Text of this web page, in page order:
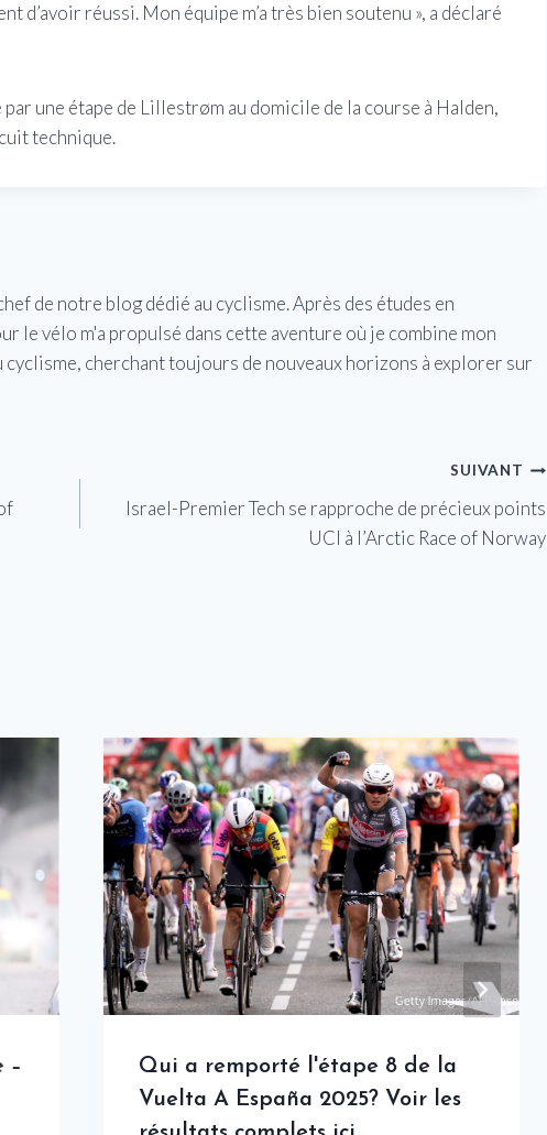
d’avoir réussi. Mon équipe m’a très bien soutenu », a déclaré
une étape de Lillestrøm au domicile de la course à Halden,
technique.
de notre blog dédié au cyclisme. Après des études en
le vélo m'a propulsé dans cette aventure où je combine mon
cherchant toujours de nouveaux horizons à explorer sur
SUIVANT
Israel-Premier Tech se rapproche de précieux points
UCI à l’Arctic Race of Norway
–
Qui a remporté l'étape 8 de la
Vuelta A España 2025? Voir les